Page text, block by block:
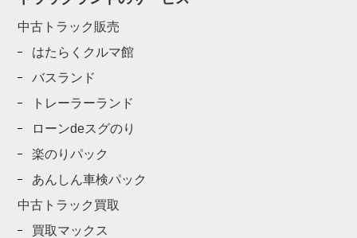
中古トラック販売
はたらくクルマ館
バスランド
トレーラーランド
ローンdeスグのり
楽のりパック
あんしん車検パック
中古トラック買取
買取マックス